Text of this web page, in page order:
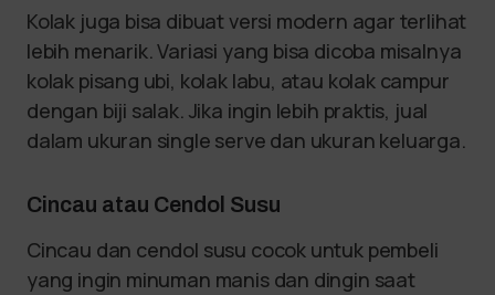
Kolak juga bisa dibuat versi modern agar terlihat
lebih menarik. Variasi yang bisa dicoba misalnya
kolak pisang ubi, kolak labu, atau kolak campur
dengan biji salak. Jika ingin lebih praktis, jual
dalam ukuran single serve dan ukuran keluarga.
Cincau atau Cendol Susu
Cincau dan cendol susu cocok untuk pembeli
yang ingin minuman manis dan dingin saat